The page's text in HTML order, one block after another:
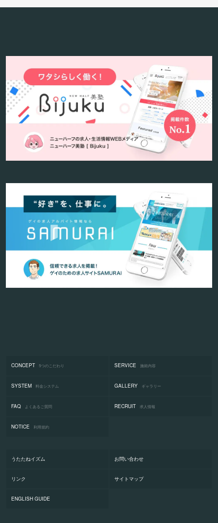
CONCEPT 5つのこだわり SERVICE 施術内容
SYSTEM 料金システム GALLERY ギャラリー
FAQ よくあるご質問 RECRUIT 求人情報
NOTICE 利用規約
うたたねイズム お問い合わせ
リンク サイトマップ
ENGLISH GUIDE